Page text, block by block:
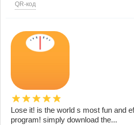
QR-код
Lose it! is the world s most fun and
program! simply download the...